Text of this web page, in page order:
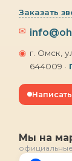
Заказать
✉
◉ г. Омск,
644009 ·
Мы на